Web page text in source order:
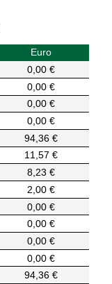
Euro
0,00 €
0,00 €
0,00 €
0,00 €
94,36 €
11,57 €
8,23 €
2,00 €
0,00 €
0,00 €
0,00 €
0,00 €
94,36 €